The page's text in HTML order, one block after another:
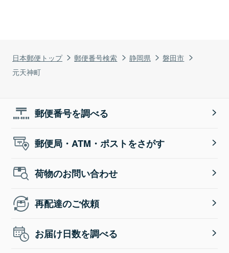
日本郵便トップ 郵便番号検索 静岡県
磐田市
元天神町
郵便番号を調べる
郵便局・ATM・ポストをさがす
荷物のお問い合わせ
再配達のご依頼
お届け日数を調べる